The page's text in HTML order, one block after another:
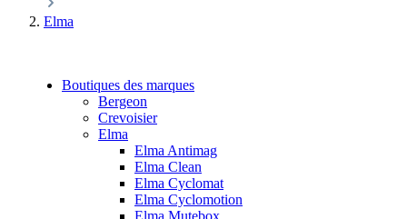
Elma
Boutiques des marques
Bergeon
Crevoisier
Elma
Elma Antimag
Elma Clean
Elma Cyclomat
Elma Cyclomotion
Elma Mutebox